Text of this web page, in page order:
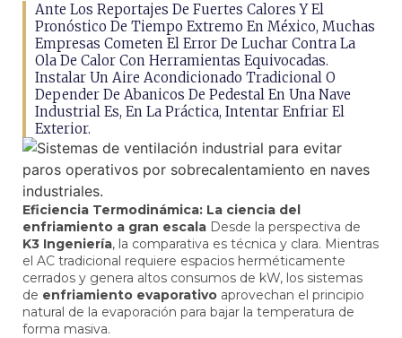
Ante Los Reportajes De Fuertes Calores Y El
Pronóstico De Tiempo Extremo En México, Muchas
Empresas Cometen El Error De Luchar Contra La
Ola De Calor Con Herramientas Equivocadas.
Instalar Un Aire Acondicionado Tradicional O
Depender De Abanicos De Pedestal En Una Nave
Industrial Es, En La Práctica, Intentar Enfriar El
Exterior.
Eficiencia Termodinámica: La ciencia del
enfriamiento a gran escala Desde la perspectiva de
K3 Ingeniería, la comparativa es técnica y clara. Mientras
el AC tradicional requiere espacios herméticamente
cerrados y genera altos consumos de kW, los sistemas
de enfriamiento evaporativo aprovechan el principio
natural de la evaporación para bajar la temperatura de
forma masiva.